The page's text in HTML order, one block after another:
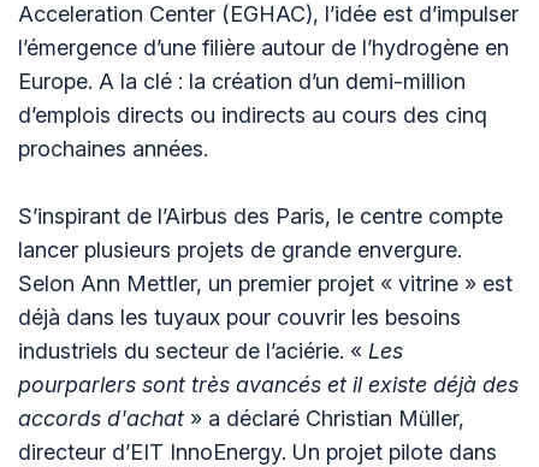
Acceleration Center (EGHAC), l’idée est d’impulser
l’émergence d’une filière autour de l’hydrogène en
Europe. A la clé : la création d’un demi-million
d’emplois directs ou indirects au cours des cinq
prochaines années.
S’inspirant de l’Airbus des Paris, le centre compte
lancer plusieurs projets de grande envergure.
Selon Ann Mettler, un premier projet « vitrine » est
déjà dans les tuyaux pour couvrir les besoins
industriels du secteur de l’aciérie. « Les
pourparlers sont très avancés et il existe déjà des
accords d'achat » a déclaré Christian Müller,
directeur d’EIT InnoEnergy. Un projet pilote dans